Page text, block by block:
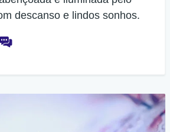
descanso e lindos sonhos.